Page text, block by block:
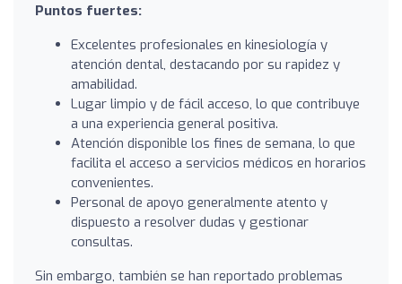
Puntos fuertes:
Excelentes profesionales en kinesiología y
atención dental, destacando por su rapidez y
amabilidad.
Lugar limpio y de fácil acceso, lo que contribuye
a una experiencia general positiva.
Atención disponible los fines de semana, lo que
facilita el acceso a servicios médicos en horarios
convenientes.
Personal de apoyo generalmente atento y
dispuesto a resolver dudas y gestionar
consultas.
Sin embargo, también se han reportado problemas